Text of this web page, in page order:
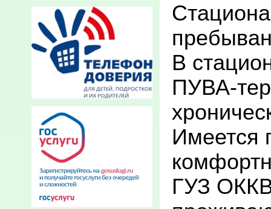
В
ПУВА-
Имеется
ГУЗ